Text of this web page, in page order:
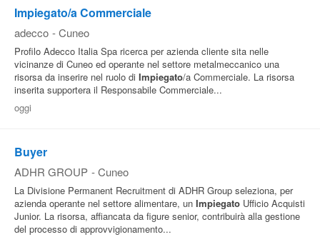
Impiegato/a Commerciale
adecco - Cuneo
Profilo Adecco Italia Spa ricerca per azienda cliente sita nelle
vicinanze di Cuneo ed operante nel settore metalmeccanico una
risorsa da inserire nel ruolo di Impiegato/a Commerciale. La risorsa
inserita supportera il Responsabile Commerciale...
oggi
Buyer
ADHR GROUP - Cuneo
La Divisione Permanent Recruitment di ADHR Group seleziona, per
azienda operante nel settore alimentare, un Impiegato Ufficio Acquisti
Junior. La risorsa, affiancata da figure senior, contribuirà alla gestione
del processo di approvvigionamento...